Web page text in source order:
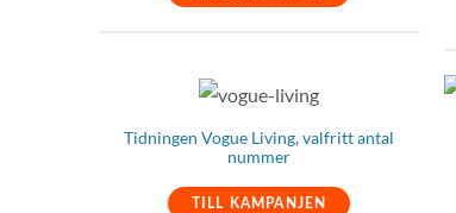
Tidningen Vogue Living, valfritt antal
nummer
TILL KAMPANJEN